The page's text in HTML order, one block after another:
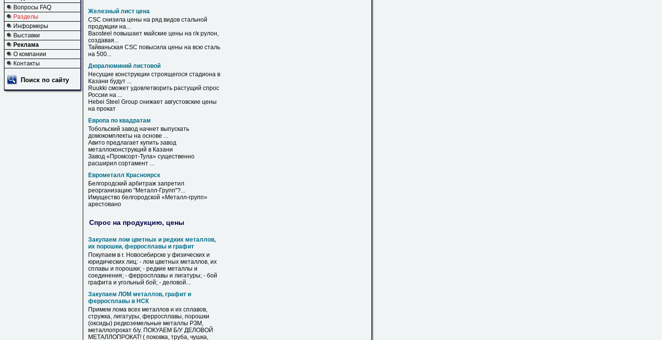
Вопросы FAQ
Разделы
Информеры
Выставки
Реклама
О компании
Контакты
Поиск по сайту
Железный лист цена
CSC снизила цены на ряд видов стальной
продукции на...
Baosteel повышает майские цены на г/к рулон,
создавая...
Тайваньская CSC повысила цены на всю сталь
на 500...
Дюралюминий листовой
Несущие конструкции строящегося стадиона в
Казани будут ...
Ruukki сможет удовлетворить растущий спрос
России на ...
Hebei Steel Group снижает августовские цены
на прокат
Европа по квадратам
Тобольский завод начнет выпускать
домокомплекты на основе ...
Авито предлагает купить завод
металлоконструкций в Казани
Завод «Промсорт-Тула» существенно
расширил сортамент ...
Еврометалл Красноярск
Белгородский арбитраж запретил
реорганизацию "Металл-Групп"?...
Имущество белгородской «Металл-групп»
арестовано
Спрос на продукцию, цены
Закупаем лом цветных и редких металлов,
их порошки, ферросплавы и графит
Покупаем в г. Новосибирске у физических и
юридических лиц: - лом цветных металлов, их
сплавы и порошки; - редкие металлы и
соединения; - ферросплавы и лигатуры; - бой
графита и угольный бой; - деловой...
Закупаем ЛОМ металлов, графит и
ферросплавы в НСК
Примем лома всех металлов и их сплавов,
стружка, лигатуры, ферросплавы, порошки
(оксиды) редкоземельные металлы РЗМ,
металлопрокат б/у. ПОКУАЕМ Б/У ДЕЛОВОЙ
МЕТАЛЛОПРОКАТ! ( поковка, труба, чушка,